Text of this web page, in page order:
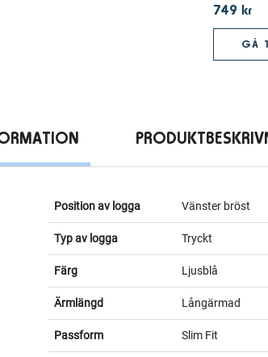
749 kr
GÅ
Position av logga Vänster bröst
Typ av logga Tryckt
Färg Ljusblå
Ärmlängd Långärmad
Passform Slim Fit